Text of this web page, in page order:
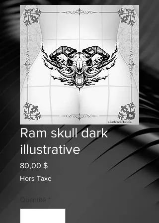
Ram skull dark
illustrative
80,00 $Prix
Hors Taxe
*